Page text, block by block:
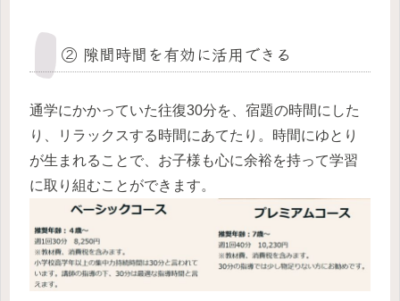
② 隙間時間を有効に活用できる
通学にかかっていた往復30分を、宿題の時間にした
り、リラックスする時間にあてたり。時間にゆとり
が生まれることで、お子様も心に余裕を持って学習
に取り組むことができます。